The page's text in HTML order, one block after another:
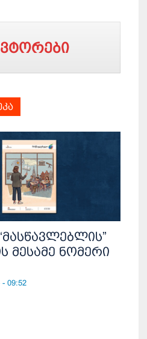
მესამე ნომერი
- 09:52